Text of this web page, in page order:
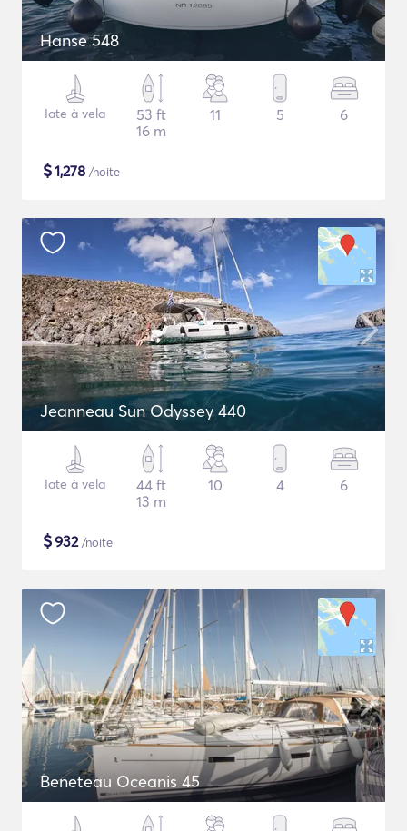
Hanse 548
Iate à vela
53 ft
16 m
11 5 6
$1,278 /noite
Jeanneau Sun Odyssey 440
Iate à vela
44 ft
13 m
10 4 6
$932/noite
Beneteau Oceanis 45